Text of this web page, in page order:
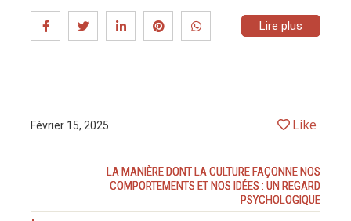
Lire plus
Février 15, 2025 Like
LA MANIÈRE DONT LA CULTURE FAÇONNE NOS
COMPORTEMENTS ET NOS IDÉES : UN REGARD
PSYCHOLOGIQUE